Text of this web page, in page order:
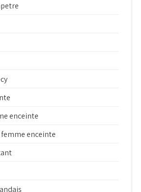
enceinte
enceinte